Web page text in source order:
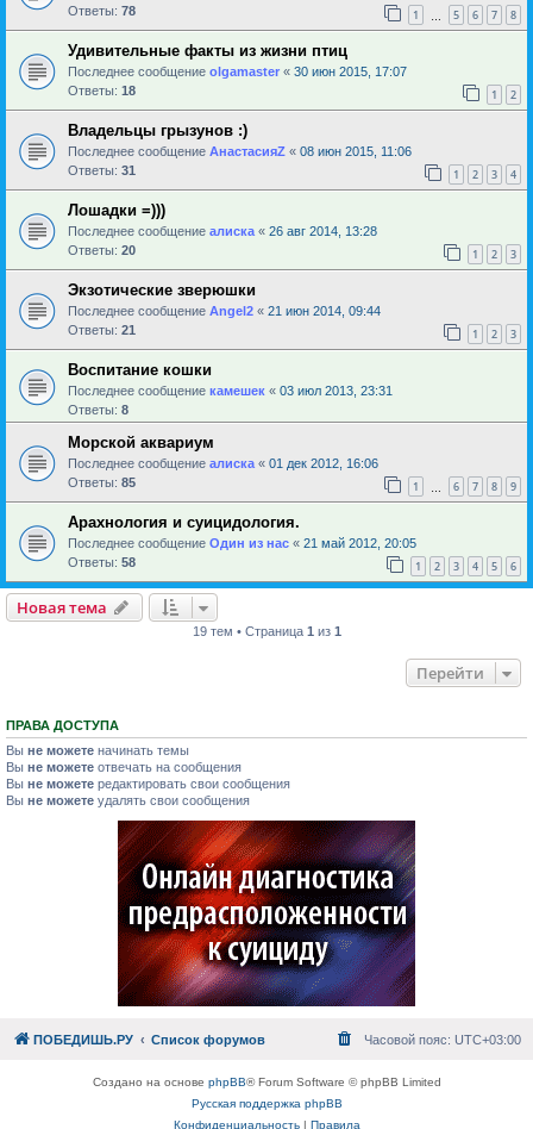
Ответы: 78 1 5 6 7 8
Удивительные факты из жизни птиц
Последнее сообщение olgamaster « 30 июн 2015, 17:07
Ответы: 18 1 2
Владельцы грызунов :)
Последнее сообщение АнастасияZ « 08 июн 2015, 11:06
Ответы: 31 1 2 3 4
Лошадки =)))
Последнее сообщение алиска « 26 авг 2014, 13:28
Ответы: 20 1 2 3
Экзотические зверюшки
Последнее сообщение Angel2 « 21 июн 2014, 09:44
Ответы: 21 1 2 3
Воспитание кошки
Последнее сообщение камешек « 03 июл 2013, 23:31
Ответы: 8
Морской аквариум
Последнее сообщение алиска « 01 дек 2012, 16:06
Ответы: 85 1 6 7 8 9
Арахнология и суицидология.
Последнее сообщение Один из нас « 21 май 2012, 20:05
Ответы: 58 1 2 3 4 5 6
Новая тема
19 тем • Страница 1 из 1
Перейти
ПРАВА ДОСТУПА
Вы не можете начинать темы
Вы не можете отвечать на сообщения
Вы не можете редактировать свои сообщения
Вы не можете удалять свои сообщения
ПОБЕДИШЬ.РУ Список форумов Часовой пояс: UTC+03:00
Создано на основе phpBB® Forum Software © phpBB Limited
Русская поддержка phpBB
Конфиденциальность| Правила